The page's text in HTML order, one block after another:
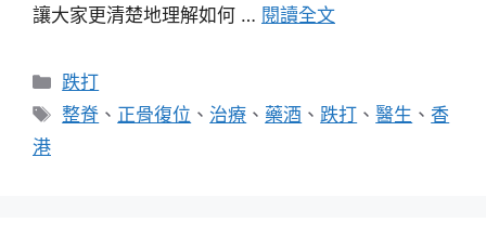
讓大家更清楚地理解如何 … 閱讀全文
分
類
跌打
標
整脊 、 正骨復位 、 治療 、 藥酒 、跌打 、醫生 、香
港